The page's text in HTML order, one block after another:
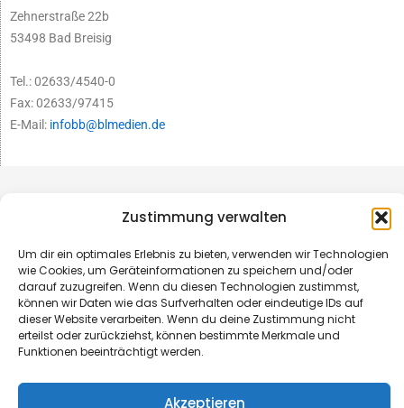
Zustimmung verwalten
Um dir ein optimales Erlebnis zu bieten, verwenden wir Technologien
wie Cookies, um Geräteinformationen zu speichern und/oder
darauf zuzugreifen. Wenn du diesen Technologien zustimmst,
können wir Daten wie das Surfverhalten oder eindeutige IDs auf
dieser Website verarbeiten. Wenn du deine Zustimmung nicht
erteilst oder zurückziehst, können bestimmte Merkmale und
Funktionen beeinträchtigt werden.
Akzeptieren
Zehnerstraße 22b
53498 Bad Breisig
Tel.: 02633/4540-0
Fax: 02633/97415
E-Mail: infobb@blmedien.de